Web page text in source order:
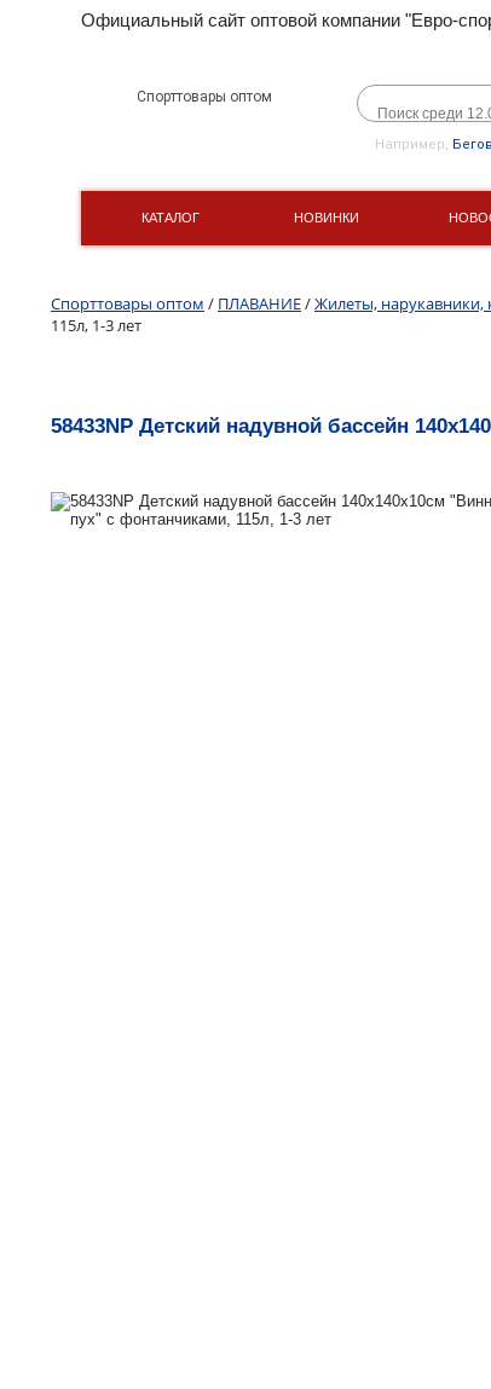
Официальный сайт оптовой компании "Евро-
Спорттовары оптом
Например,
КАТАЛОГ НОВИНКИ
Спорттовары оптом / ПЛАВАНИЕ/Жилеты, нарукавники,
115л, 1-3 лет
58433NP Детский надувной бассейн